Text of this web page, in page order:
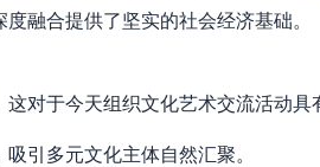
融合提供了坚实的社会经济基础。
对于今天组织文化艺术交流活动具
引多元文化主体自然汇聚。